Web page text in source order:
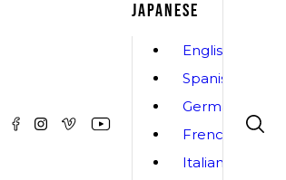
JAPANESE
English
Spanish
German
French
Italian